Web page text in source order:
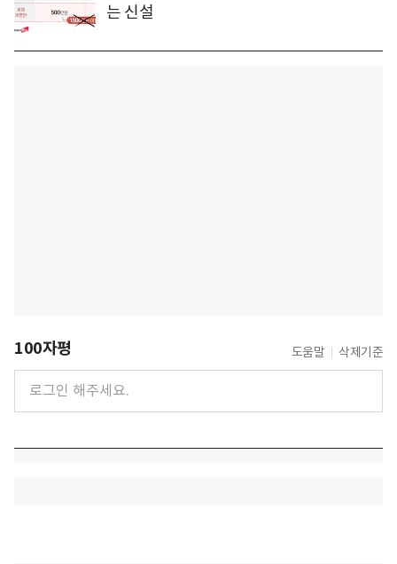
는 신설
100자평 도움말 삭제기준